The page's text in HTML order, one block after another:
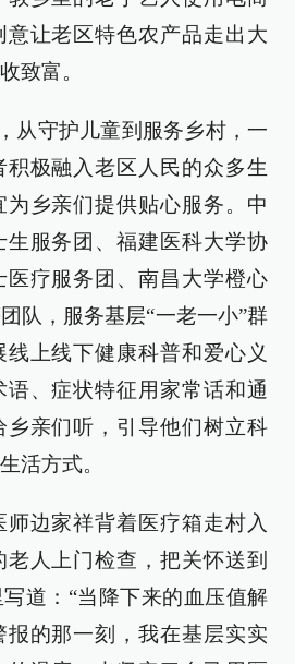
让老区特色农产品走出大
致富。
从守护儿童到服务乡村，一
极融入老区人民的众多生
乡亲们提供贴心服务。中
生服务团、福建医科大学协
医疗服务团、南昌大学橙心
队，服务基层“一老一小”群
上线下健康科普和爱心义
、症状特征用家常话和通
乡亲们听，引导他们树立科
活方式。
师边家祥背着医疗箱走村入
老人上门检查，把关怀送到
道：“当降下来的血压值解
报的那一刻，我在基层实实